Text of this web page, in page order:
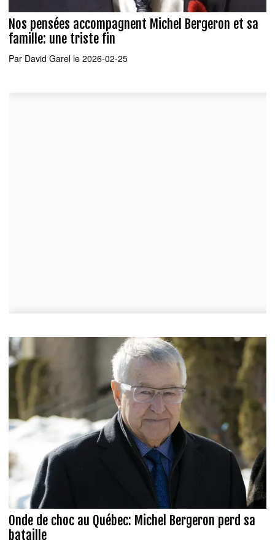
Nos pensées accompagnent Michel Bergeron et sa
famille: une triste fin
Par David Garel le 2026-02-25
Onde de choc au Québec: Michel Bergeron perd sa
bataille